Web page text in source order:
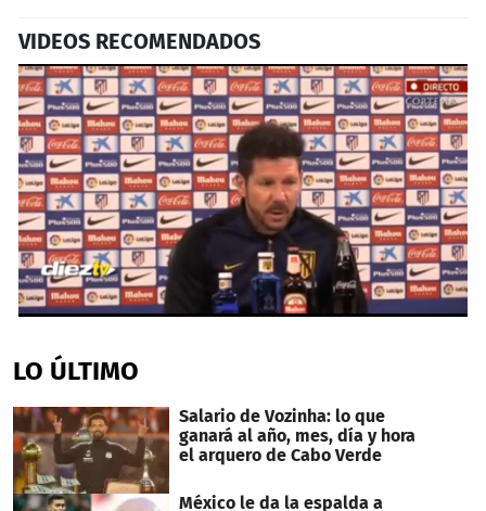
VIDEOS RECOMENDADOS
of
31
LO ÚLTIMO
Salario de Vozinha: lo que
ganará al año, mes, día y hora
el arquero de Cabo Verde
México le da la espalda a